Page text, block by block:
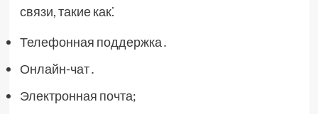
связи, такие как⁚
Телефонная поддержка․
Онлайн-чат․
Электронная почта;